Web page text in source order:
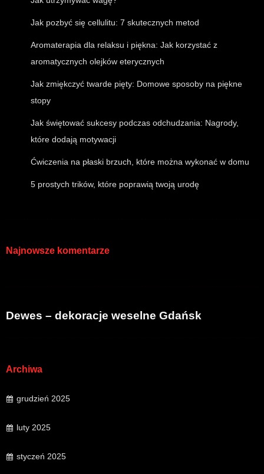
Jak pozbyć się cellulitu: 7 skutecznych metod
Aromaterapia dla relaksu i piękna: Jak korzystać z
aromatycznych olejków eterycznych
Jak zmiękczyć twarde pięty: Domowe sposoby na piękne
stopy
Jak świętować sukcesy podczas odchudzania: Nagrody,
które dodają motywacji
Ćwiczenia na płaski brzuch, które można wykonać w domu
5 prostych trików, które poprawią twoją urodę
Najnowsze komentarze
Dewes – dekoracje weselne Gdańsk
Archiwa
grudzień 2025
luty 2025
styczeń 2025